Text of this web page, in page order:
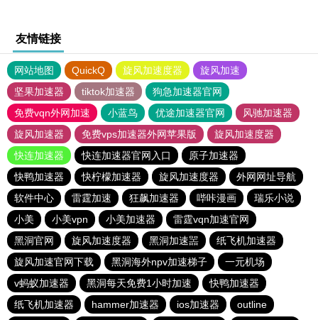
友情链接
网站地图 QuickQ 旋风加速度器
旋风加速
坚果加速器
tiktok加速器
狗急加速器官网
免费vqn外网加速
小蓝鸟 优途加速器官网
风驰加速器
旋风加速器
免费vps加速器外网苹果版
旋风加速度器
快连加速器
快连加速器官网入口
原子加速器
快鸭加速器
快柠檬加速器 旋风加速度器
外网网址导航
软件中心
雷霆加速 狂飙加速器 哔咔漫画
瑞乐小说
小美
小美vpn 小美加速器
雷霆vqn加速官网
黑洞官网
旋风加速度器 黑洞加速噐
纸飞机加速器
旋风加速官网下载
黑洞海外npv加速梯子
一元机场
v蚂蚁加速器
黑洞每天免费1小时加速
快鸭加速器
纸飞机加速器
hammer加速器 ios加速器 outline